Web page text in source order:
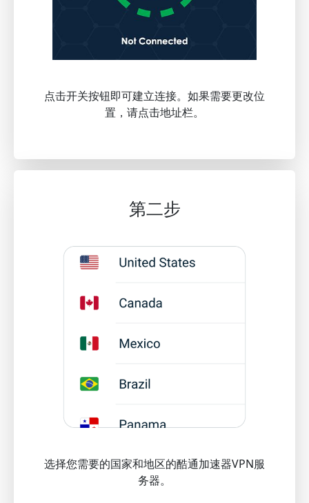
点击开关按钮即可建立连接。如果需要更改位
置，请点击地址栏。
第二步
选择您需要的国家和地区的酷通加速器VPN服
务器。